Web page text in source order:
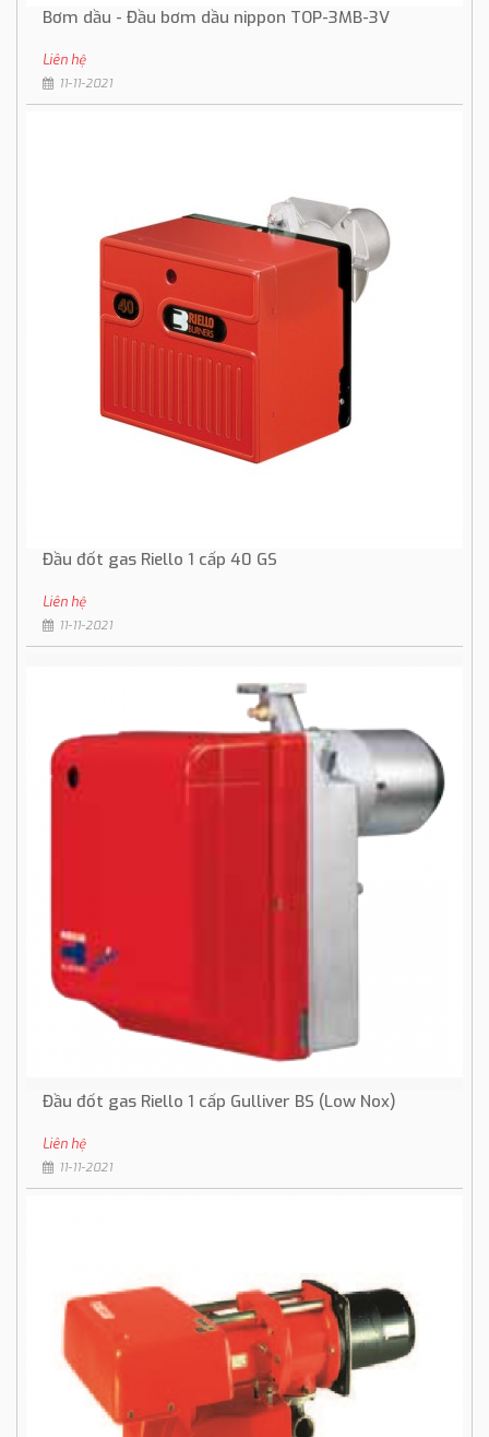
Bơm dầu - Đầu bơm dầu nippon TOP-3MB-3V
Liên hệ
11-11-2021
Đầu đốt gas Riello 1 cấp 40 GS
Liên hệ
11-11-2021
Đầu đốt gas Riello 1 cấp Gulliver BS (Low Nox)
Liên hệ
11-11-2021